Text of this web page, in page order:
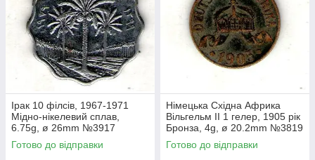
Ірак 10 філсів, 1967-1971
Мідно-нікелевий сплав,
6.75g, ø 26mm №3917
Готово до відправки
Німецька Східна Африка
Вільгельм II 1 гелер, 1905 рік
Бронза, 4g, ø 20.2mm №3819
Готово до відправки